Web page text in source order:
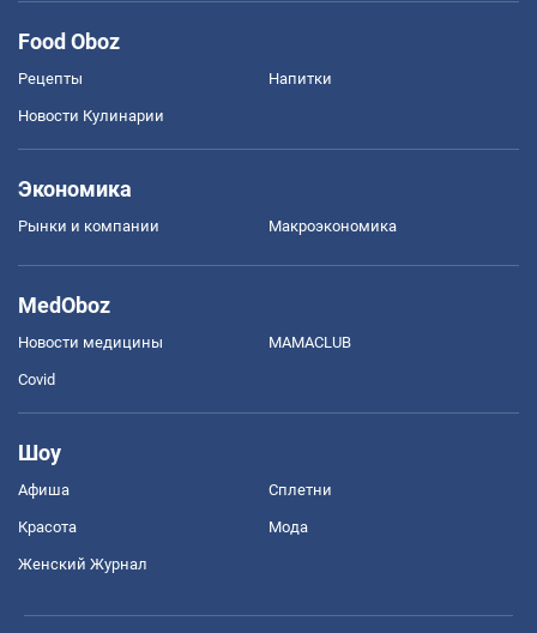
Food Oboz
Рецепты Напитки
Новости Кулинарии
Экономика
Рынки и компании Mакроэкономика
MedOboz
Новости медицины MAMACLUB
Covid
Шоу
Афиша Сплетни
Красота Мода
Женский Журнал